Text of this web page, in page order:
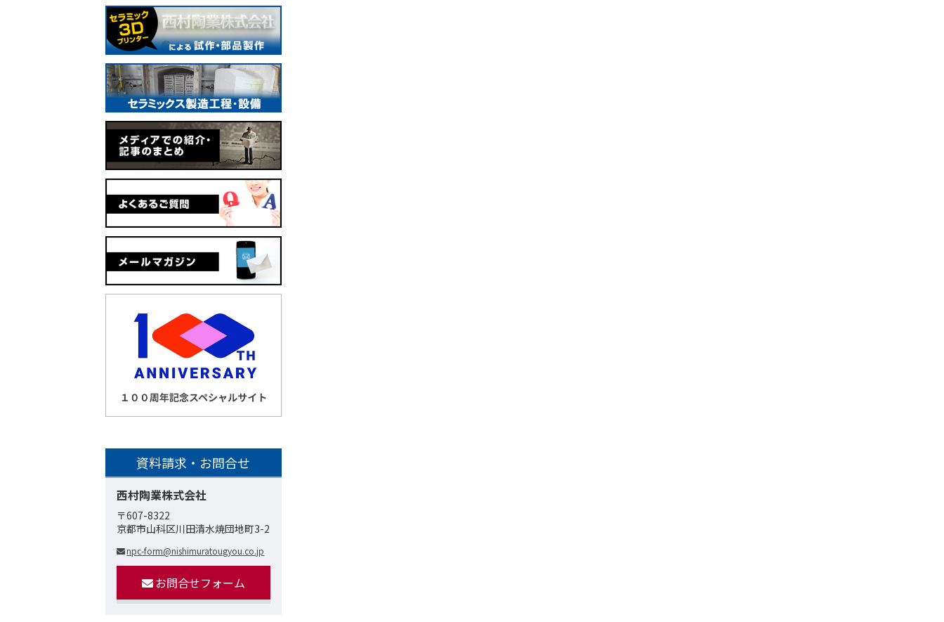
資料請求・お問合せ
西村陶業株式会社
〒607-8322
京都市山科区川田清水焼団地町3-2
npc-form@nishimuratougyou.co.jp
お問合せフォーム